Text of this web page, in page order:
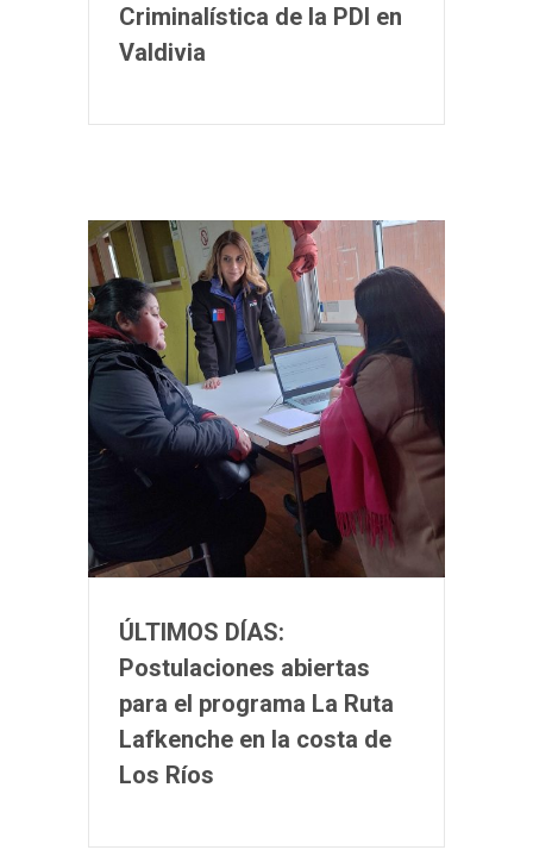
Criminalística de la PDI en
Valdivia
ÚLTIMOS DÍAS:
Postulaciones abiertas
para el programa La Ruta
Lafkenche en la costa de
Los Ríos